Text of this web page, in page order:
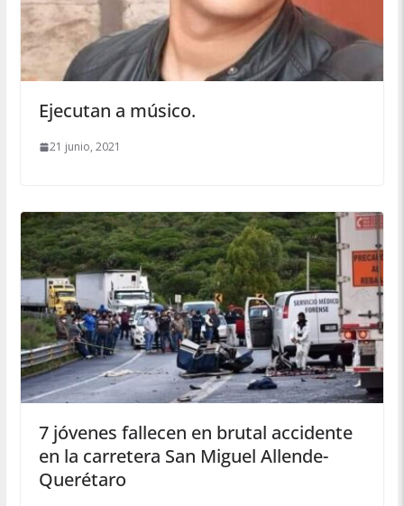
Ejecutan a músico.
21 junio, 2021
7 jóvenes fallecen en brutal accidente
en la carretera San Miguel Allende-
Querétaro